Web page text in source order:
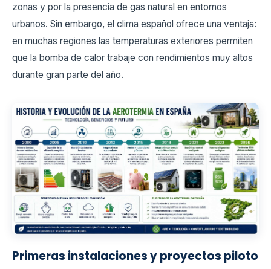
zonas y por la presencia de gas natural en entornos
urbanos. Sin embargo, el clima español ofrece una ventaja:
en muchas regiones las temperaturas exteriores permiten
que la bomba de calor trabaje con rendimientos muy altos
durante gran parte del año.
Primeras instalaciones y proyectos piloto